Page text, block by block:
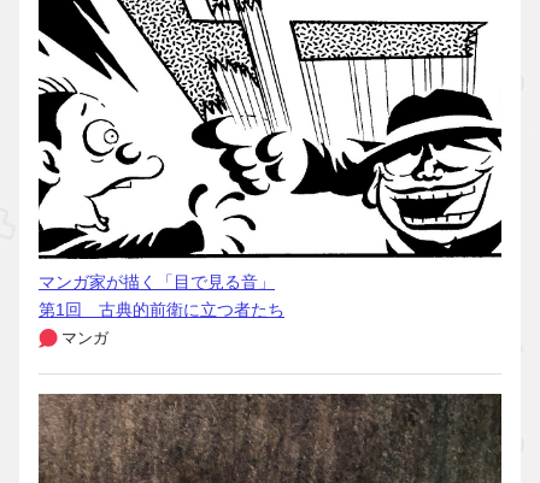
マンガ家が描く「目で見る音」
第1回 古典的前衛に立つ者たち
マンガ